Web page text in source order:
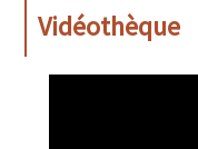
Vidéothèque